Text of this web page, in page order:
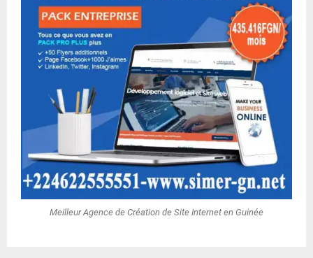
Meilleur Agence de Création de Site Internet en Guinée